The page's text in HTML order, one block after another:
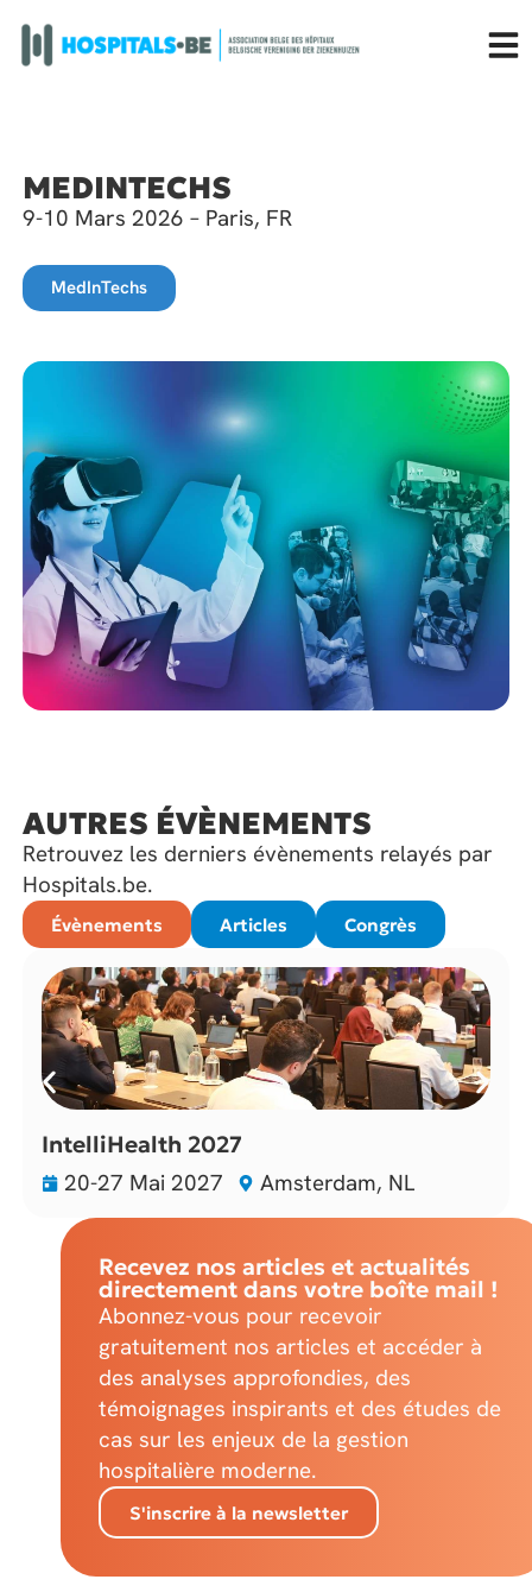
MEDINTECHS
9-10 Mars 2026 – Paris, FR
MedInTechs
AUTRES ÉVÈNEMENTS
Retrouvez les derniers évènements relayés par
Hospitals.be.
Évènements Articles Congrès
IntelliHealth 2027
20-27 Mai 2027 Amsterdam, NL
Recevez nos articles et actualités
directement dans votre boîte mail !
Abonnez-vous pour recevoir
gratuitement nos articles et accéder à
des analyses approfondies, des
témoignages inspirants et des études de
cas sur les enjeux de la gestion
hospitalière moderne.
S'inscrire à la newsletter